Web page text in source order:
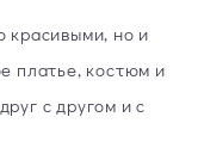
красивыми, но и
платье, костюм и
с другом и с